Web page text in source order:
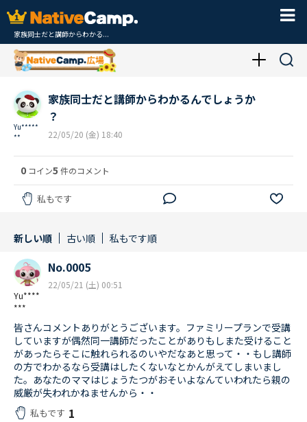
家族同士だと講師からわかる...
Yu*****
**
家族同士だと講師からわかるんでしょうか
？
22/05/20 (金) 18:40
0 コイン5 件のコメント
私もです
新しい順 古い順 私もです順
Yu****
***
No.0005
22/05/21 (土) 00:51
皆さんコメントありがとうございます。ファミリープランで受講
していますが偶然同一講師だったことがありもしまた受けること
があったらそこに触れられるのいやだなあと思って・・もし講師
の方でわかるなら受講はしたくないなとかんがえてしまいまし
た。あなたのママはじょうたつがおそいよなんていわれたら親の
威厳が失われかねませんから・・
私もです 1